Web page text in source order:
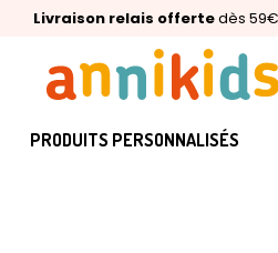
Livraison relais offertedès 59€
🥇Palmarès Capital 2025 :Annikids
⭐⭐⭐⭐⭐4,6/5(24 000 avis
PRODUITS PERSONNALISÉS